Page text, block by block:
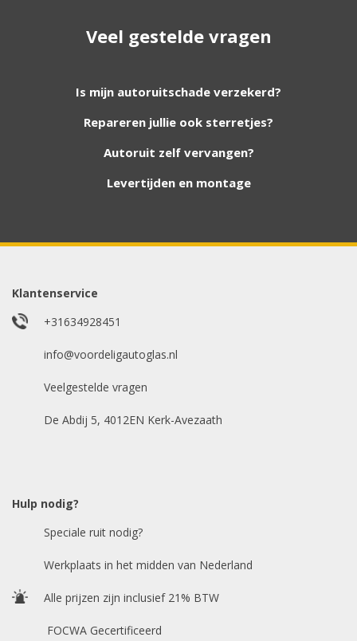
verder!
Wij zijn continu bezig met het toevoegen van
ruit er niet tussen? Grote kans dat wij deze wel
hebben. Vul het formulier in en wij nemen
whatsappje met foto van de ruit en uw auto
Uw merk auto
Bouwjaar
E-mailadres *
Veel gestelde vragen
Is mijn autoruitschade verzekerd?
Repareren jullie ook sterretjes?
Autoruit zelf vervangen?
Levertijden en montage
Klantenservice
+31634928451
info@voordeligautoglas.nl
Veelgestelde vragen
De Abdij 5, 4012EN Kerk-Avezaath
Hulp nodig?
Speciale ruit nodig?
Werkplaats in het midden van Nederland
Alle prijzen zijn inclusief 21% BTW
FOCWA Gecertificeerd